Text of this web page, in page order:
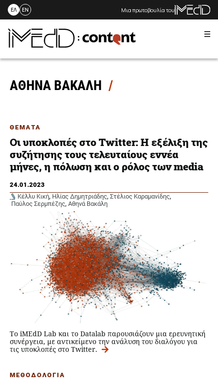
Skip
content
ΕΛ EN Μια πρωτοβουλία του
ΑΘΗΝΑ ΒΑΚΑΛΗ
ΘΕΜΑΤΑ
Oι υποκλοπές στο Twitter: Η εξέλιξη της
συζήτησης τους τελευταίους εννέα
μήνες, η πόλωση και ο ρόλος των media
24.01.2023
Κέλλυ Κική, Ηλίας Δημητριάδης, Στέλιος Καραμανίδης,
Παύλος Σερμπέζης, Αθηνά Βακάλη
Το iMEdD Lab και το Datalab παρουσιάζουν μια ερευνητική
συνέργεια, με αντικείμενο την ανάλυση του διαλόγου για
τις υποκλοπές στο Twitter.
ΜΕΘΟΔΟΛΟΓΙΑ